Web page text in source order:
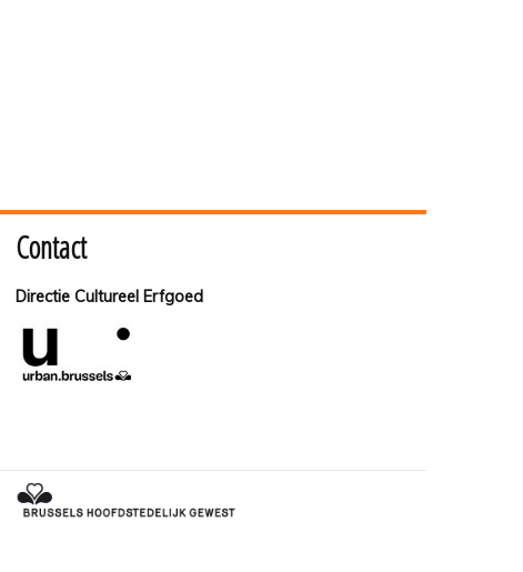
Contact
Directie Cultureel Erfgoed